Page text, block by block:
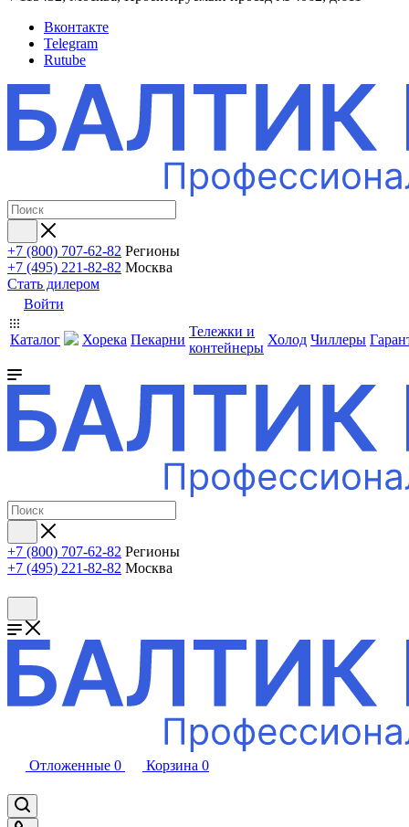
Вконтакте
Telegram
Rutube
+7 (800) 707-62-82 Регионы
+7 (495) 221-82-82 Москва
Стать дилером
Войти
Каталог Хорека Пекарни
Тележки и
контейнеры
Холод Чиллеры
+7 (800) 707-62-82 Регионы
+7 (495) 221-82-82 Москва
Отложенные 0 Корзина 0